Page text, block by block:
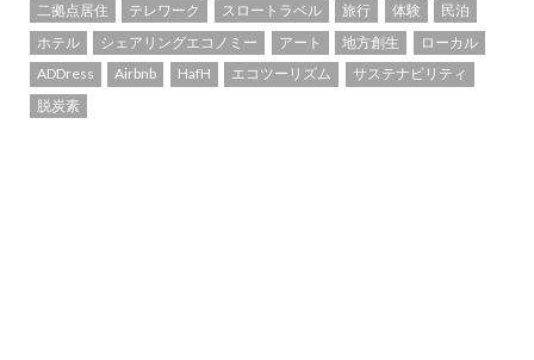
二拠点居住
テレワーク スロートラベル 旅行 体験
民泊
ホテル
シェアリングエコノミー アート 地方創生
ローカル
ADDress
Airbnb HafH エコツーリズム
サステナビリティ
脱炭素